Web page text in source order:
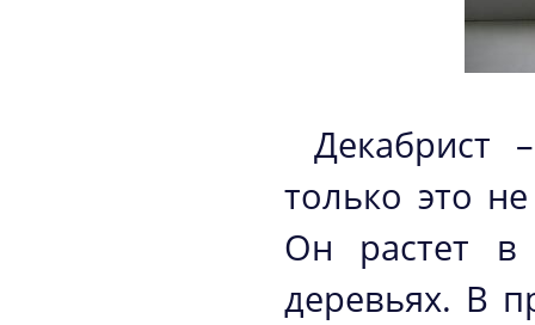
Декабрист
только это
Он растет
деревьях. В